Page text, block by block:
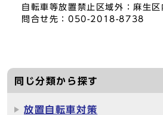
自転車等放置禁止区域外：麻生区
問合せ先：050-2018-8738
同じ分類から探す
放置自転車対策